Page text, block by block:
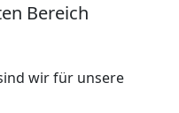
Bereich
wir für unsere